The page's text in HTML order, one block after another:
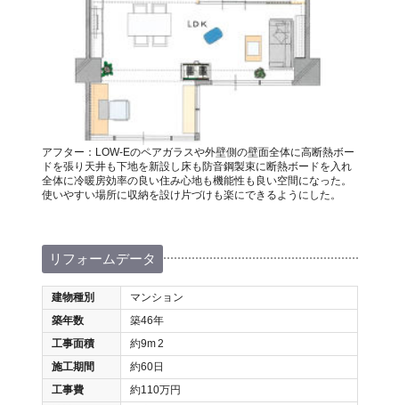
アフター：LOW-Eのペアガラスや外壁側の壁面全体に高断熱ボー
ドを張り天井も下地を新設し床も防音鋼製束に断熱ボードを入れ
全体に冷暖房効率の良い住み心地も機能性も良い空間になった。
使いやすい場所に収納を設け片づけも楽にできるようにした。
リフォームデータ
建物種別
マンション
築年数
築46年
工事面積
約9m2
施工期間
約60日
工事費
約110万円